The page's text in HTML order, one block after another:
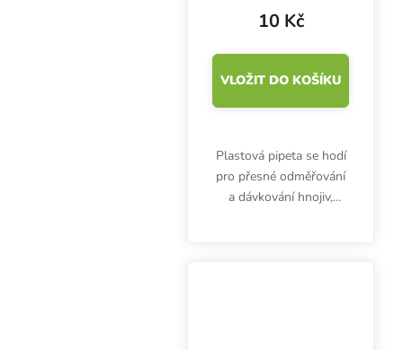
10 Kč
VLOŽIT DO KOŠÍKU
Plastová pipeta se hodí
pro přesné odměřování
a dávkování hnojiv,